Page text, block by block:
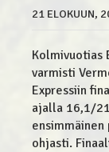
21 ELOKUUN,
Kolmivuotias
varmisti
Expressiin
ajalla 16,1/
ohjasti.